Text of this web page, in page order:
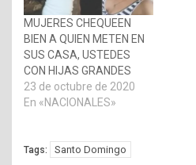
MUJERES CHEQUEEN
BIEN A QUIEN METEN EN
SUS CASA, USTEDES
CON HIJAS GRANDES
23 de octubre de 2020
En «NACIONALES»
Tags: Santo Domingo